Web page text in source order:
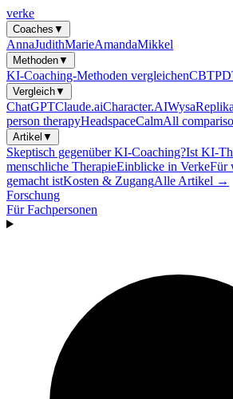
verke
Coaches ▼
AnnaJudithMarieAmandaMikkel
Methoden▼
KI-Coaching-Methoden vergleichenCBT
Vergleich▼
ChatGPTClaude.aiCharacter.AIWysaReplika
person therapyHeadspaceCalmAll
Artikel ▼
Skeptisch gegenüber KI-Coaching?Ist KI-
menschliche TherapieEinblicke in VerkeFür
gemacht istKosten & ZugangAlle Artikel →
Forschung
Für Fachpersonen